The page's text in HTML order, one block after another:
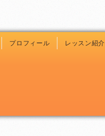
プロフィール レッスン紹介